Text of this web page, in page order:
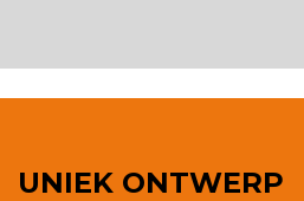
UNIEK ONTWERP